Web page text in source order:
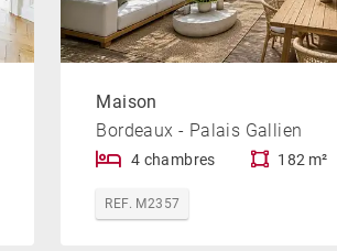
Maison
Bordeaux - Palais Gallien
4 chambres 182 m²
REF. M2357